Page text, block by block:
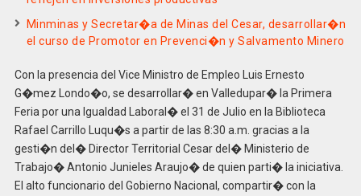
Minminas y Secretar�a de Minas del Cesar, desarrollar�n
el curso de Promotor en Prevenci�n y Salvamento Minero
Con la presencia del Vice Ministro de Empleo Luis Ernesto
G�mez Londo�o, se desarrollar� en Valledupar� la Primera
Feria por una Igualdad Laboral� el 31 de Julio en la Biblioteca
Rafael Carrillo Luqu�s a partir de las 8:30 a.m. gracias a la
gesti�n del� Director Territorial Cesar del� Ministerio de
Trabajo� Antonio Junieles Araujo� de quien parti� la iniciativa.
El alto funcionario del Gobierno Nacional, compartir� con la